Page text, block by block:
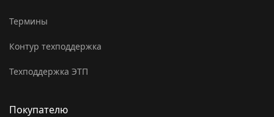
Термины
Контур техподдержка
Техподдержка ЭТП
Покупателю